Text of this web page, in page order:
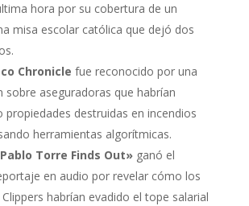
hora por su cobertura de un
misa escolar católica que dejó dos
Chronicle fue reconocido por una
sobre aseguradoras que habrían
propiedades destruidas en incendios
herramientas algorítmicas.
Torre Finds Out»ganó el
en audio por revelar cómo los
habrían evadido el tope salarial